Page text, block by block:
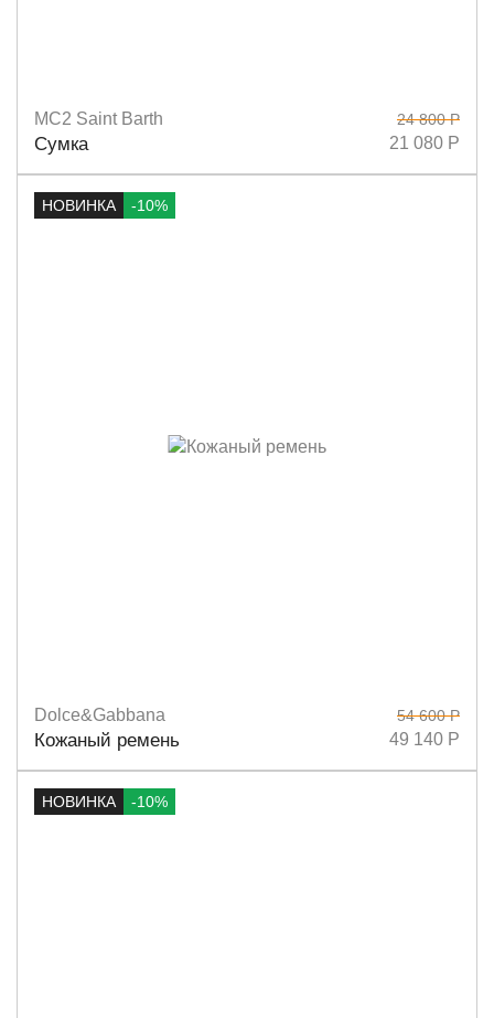
Размеры
MC2 Saint Barth
Сумка
24 800 Р
21 080 Р
НОВИНКА -10%
Размеры80
Dolce&Gabbana
Кожаный ремень
54 600 Р
49 140 Р
НОВИНКА -10%